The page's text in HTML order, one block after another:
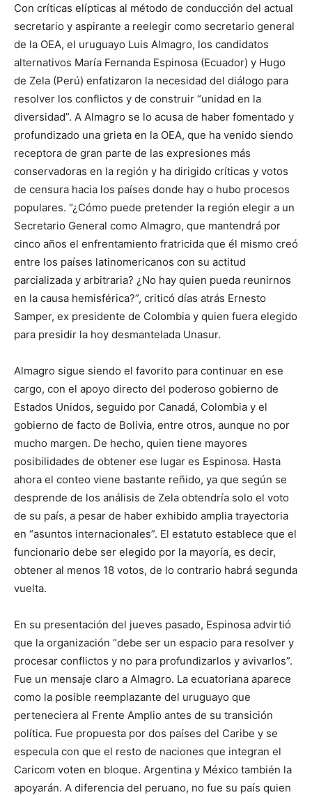
Con críticas elípticas al método de conducción del actual
secretario y aspirante a reelegir como secretario general
de la OEA, el uruguayo Luis Almagro, los candidatos
alternativos María Fernanda Espinosa (Ecuador) y Hugo
de Zela (Perú) enfatizaron la necesidad del diálogo para
resolver los conflictos y de construir “unidad en la
diversidad”. A Almagro se lo acusa de haber fomentado y
profundizado una grieta en la OEA, que ha venido siendo
receptora de gran parte de las expresiones más
conservadoras en la región y ha dirigido críticas y votos
de censura hacia los países donde hay o hubo procesos
populares. “¿Cómo puede pretender la región elegir a un
Secretario General como Almagro, que mantendrá por
cinco años el enfrentamiento fratricida que él mismo creó
entre los países latinomericanos con su actitud
parcializada y arbitraria? ¿No hay quien pueda reunirnos
en la causa hemisférica?”, criticó días atrás Ernesto
Samper, ex presidente de Colombia y quien fuera elegido
para presidir la hoy desmantelada Unasur.
Almagro sigue siendo el favorito para continuar en ese
cargo, con el apoyo directo del poderoso gobierno de
Estados Unidos, seguido por Canadá, Colombia y el
gobierno de facto de Bolivia, entre otros, aunque no por
mucho margen. De hecho, quien tiene mayores
posibilidades de obtener ese lugar es Espinosa. Hasta
ahora el conteo viene bastante reñido, ya que según se
desprende de los análisis de Zela obtendría solo el voto
de su país, a pesar de haber exhibido amplia trayectoria
en “asuntos internacionales”. El estatuto establece que el
funcionario debe ser elegido por la mayoría, es decir,
obtener al menos 18 votos, de lo contrario habrá segunda
vuelta.
En su presentación del jueves pasado, Espinosa advirtió
que la organización “debe ser un espacio para resolver y
procesar conflictos y no para profundizarlos y avivarlos”.
Fue un mensaje claro a Almagro. La ecuatoriana aparece
como la posible reemplazante del uruguayo que
perteneciera al Frente Amplio antes de su transición
política. Fue propuesta por dos países del Caribe y se
especula con que el resto de naciones que integran el
Caricom voten en bloque. Argentina y México también la
apoyarán. A diferencia del peruano, no fue su país quien